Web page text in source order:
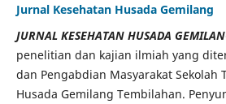
Jurnal Kesehatan Husada Gemilang
JURNAL KESEHATAN HUSADA
penelitian dan kajian ilmiah yang
dan Pengabdian Masyarakat Sekolah
Husada Gemilang Tembilahan.